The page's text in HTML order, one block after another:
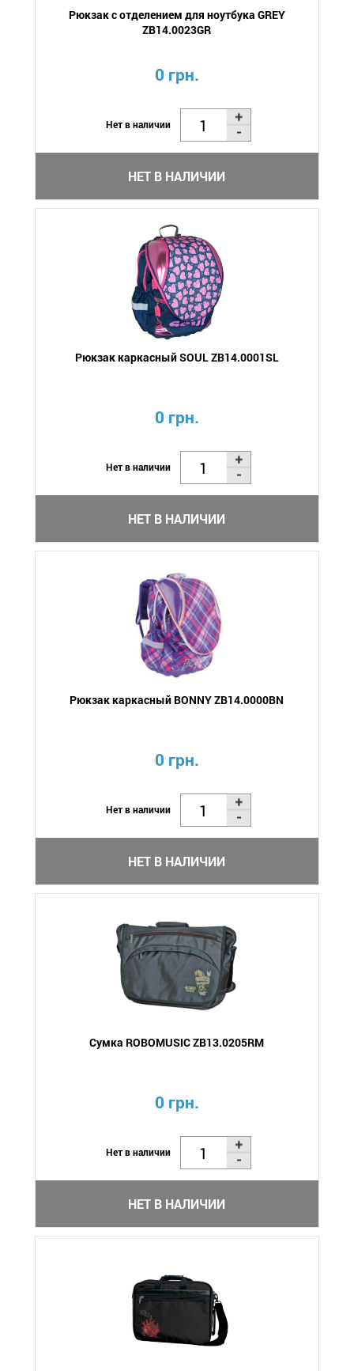
Рюкзак с отделением для ноутбука GREY
ZB14.0023GR
0 грн.
Нет в наличии
НЕТ В НАЛИЧИИ
Рюкзак каркасный SOUL ZB14.0001SL
0 грн.
Нет в наличии
НЕТ В НАЛИЧИИ
Рюкзак каркасный BONNY ZB14.0000BN
0 грн.
Нет в наличии
НЕТ В НАЛИЧИИ
Сумка ROBOMUSIC ZB13.0205RM
0 грн.
Нет в наличии
НЕТ В НАЛИЧИИ